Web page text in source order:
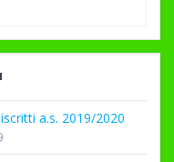
a.s. 2019/2020